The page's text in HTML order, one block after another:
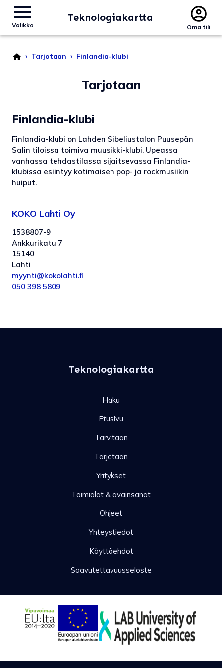
Valikko
Teknologiakartta
Oma tili
› Tarjotaan › Finlandia-klubi
Tarjotaan
Finlandia-klubi
Finlandia-klubi on Lahden Sibeliustalon Puusepän
Salin tiloissa toimiva muusikki-klubi. Upeassa
vanhassa tehdastilassa sijaitsevassa Finlandia-
klubissa esiintyy kotimaisen pop- ja rockmusiikin
huiput.
KOKO Lahti Oy
1538807-9
Ankkurikatu 7
15140
Lahti
myynti@kokolahti.fi
050 398 5809
Teknologiakartta
Haku
Etusivu
Tarvitaan
Tarjotaan
Yritykset
Toimialat & avainsanat
Ohjeet
Yhteystiedot
Käyttöehdot
Saavutettavuusseloste